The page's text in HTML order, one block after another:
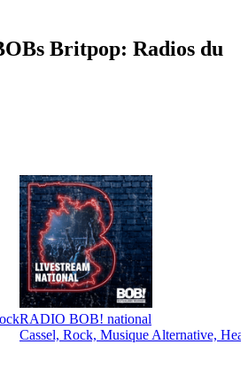
Britpop: Radios du
RADIO BOB! national
Cassel, Rock, Musique Alternative,